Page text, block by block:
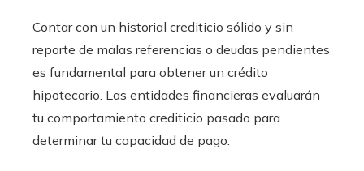
Contar con un historial crediticio sólido y sin
reporte de malas referencias o deudas pendientes
es fundamental para obtener un crédito
hipotecario. Las entidades financieras evaluarán
tu comportamiento crediticio pasado para
determinar tu capacidad de pago.